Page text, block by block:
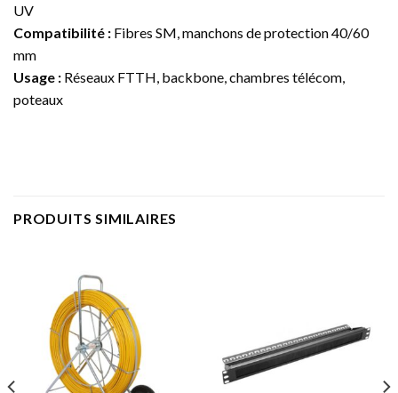
UV
Compatibilité : Fibres SM, manchons de protection 40/60
mm
Usage : Réseaux FTTH, backbone, chambres télécom,
poteaux
PRODUITS SIMILAIRES